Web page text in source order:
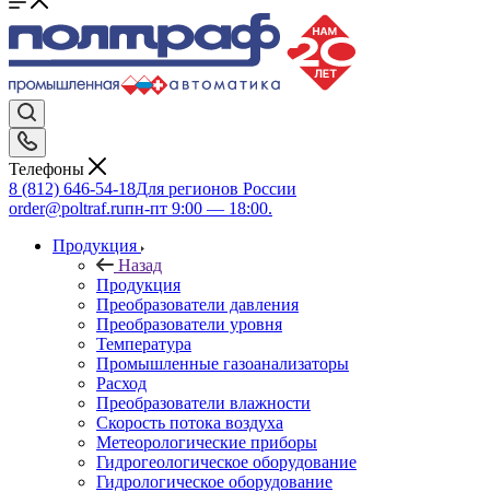
Телефоны
8 (812) 646-54-18Для регионов России
order@poltraf.ruпн-пт 9:00 — 18:00.
Продукция
Назад
Продукция
Преобразователи давления
Преобразователи уровня
Температура
Промышленные газоанализаторы
Расход
Преобразователи влажности
Скорость потока воздуха
Метеорологические приборы
Гидрогеологическое оборудование
Гидрологическое оборудование